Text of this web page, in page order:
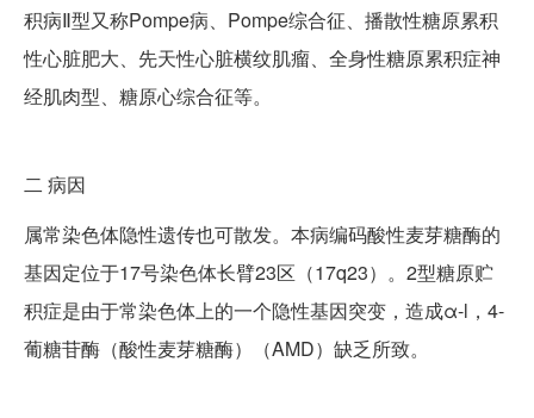
积病Ⅱ型又称Pompe病、Pompe综合征、播散性糖原累积
性心脏肥大、先天性心脏横纹肌瘤、全身性糖原累积症神
经肌肉型、糖原心综合征等。
二 病因
属常染色体隐性遗传也可散发。本病编码酸性麦芽糖酶的
基因定位于17号染色体长臂23区（17q23）。2型糖原贮
积症是由于常染色体上的一个隐性基因突变，造成α-l，4-
葡糖苷酶（酸性麦芽糖酶）（AMD）缺乏所致。